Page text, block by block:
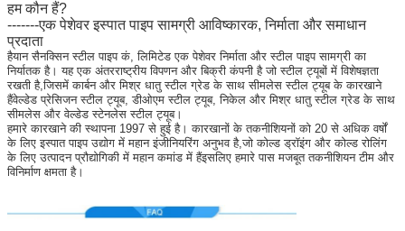
हम कौन हैं?
-------एक पेशेवर इस्पात पाइप सामग्री आविष्कारक, निर्माता और समाधान
प्रदाता
हैयान सैनक्सिन स्टील पाइप कं, लिमिटेड एक पेशेवर निर्माता और स्टील पाइप सामग्री का
निर्यातक है। यह एक अंतरराष्ट्रीय विपणन और बिक्री कंपनी है जो स्टील ट्यूबों में विशेषज्ञता
रखती है,जिसमें कार्बन और मिश्र धातु स्टील ग्रेड के साथ सीमलेस स्टील ट्यूब के कारखाने
हैंवेल्डेड प्रेसिजन स्टील ट्यूब, डीओएम स्टील ट्यूब, निकेल और मिश्र धातु स्टील ग्रेड के साथ
सीमलेस और वेल्डेड स्टेनलेस स्टील ट्यूब।
हमारे कारखाने की स्थापना 1997 से हुई है। कारखानों के तकनीशियनों को 20 से अधिक वर्षों
के लिए इस्पात पाइप उद्योग में महान इंजीनियरिंग अनुभव है,जो कोल्ड ड्रॉइंग और कोल्ड रोलिंग
के लिए उत्पादन प्रौद्योगिकी में महान कमांड में हैंइसलिए हमारे पास मजबूत तकनीशियन टीम और
विनिर्माण क्षमता है।